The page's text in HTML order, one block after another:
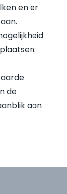
en er
de
aan